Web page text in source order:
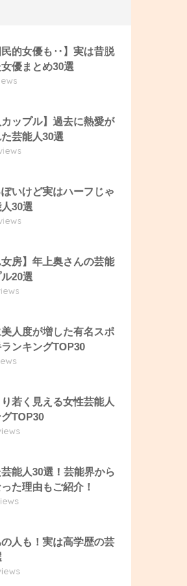
民的女優も‥】実は昔脱
優まとめ30選
カップル】過去に熱愛が
芸能人30選
いけど実はハーフじゃ
30選
女房】年上奥さんの芸能
20選
人度が増した有名スポ
ンキングTOP30
若く見える女性芸能人
TOP30
能人30選！芸能界から
た理由もご紹介！
人も！実は高学歴の芸